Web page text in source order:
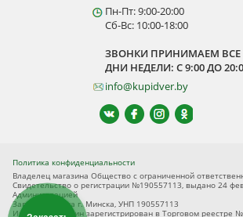
Пн-Пт: 9:00-20:00
Сб-Вс: 10:00-18:00
ЗВОНКИ ПРИНИМАЕМ ВСЕ
ДНИ НЕДЕЛИ: С 9:00 ДО
info@kupidver.by
Политика конфиденциальности
Владелец магазина Общество с ограниченной
Свидетельство о регистрации №190557113, выдано 24
Администрацией
Заводского р-на г. Минска, УНП 190557113
Интернет-магазин зарегистрирован в Торговом реестре